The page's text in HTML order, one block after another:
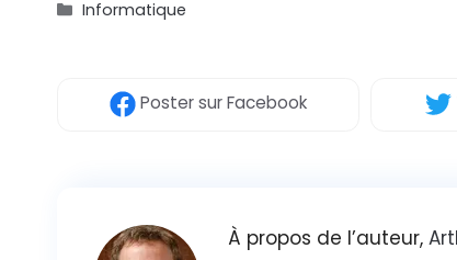
Catégories
Informatique
Postersur Facebook
À propos de l’auteur,